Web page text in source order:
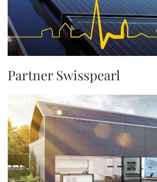
Partner Swisspearl